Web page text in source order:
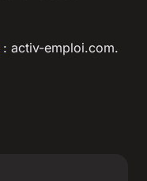
: activ-emploi.com.